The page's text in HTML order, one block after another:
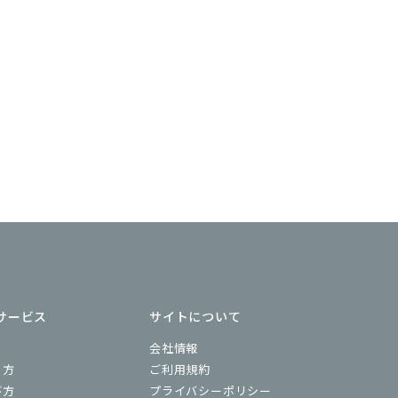
ービス サイトについて
会社情報
ご利用規約
プライバシーポリシー